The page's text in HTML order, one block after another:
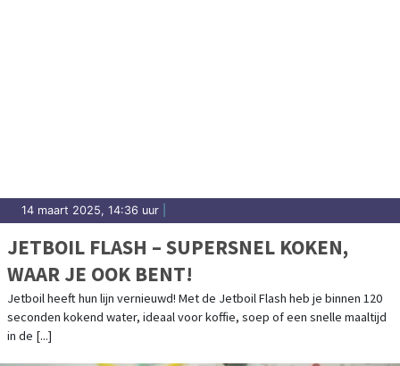
14 maart 2025, 14:36 uur
JETBOIL FLASH – SUPERSNEL KOKEN,
WAAR JE OOK BENT!
Jetboil heeft hun lijn vernieuwd! Met de Jetboil Flash heb je binnen 120
seconden kokend water, ideaal voor koffie, soep of een snelle maaltijd
in de [...]